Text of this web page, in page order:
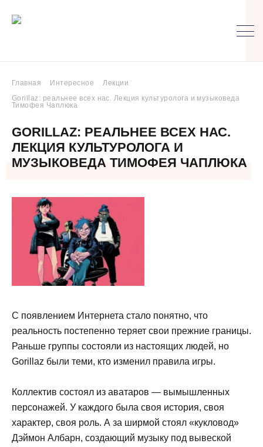
Главная Интересное
Лекции
Gorillaz: реальнее всех нас. Лекция культуролога и музыковеда
Тимофея Чаплюка
GORILLAZ: РЕАЛЬНЕЕ ВСЕХ НАС.
ЛЕКЦИЯ КУЛЬТУРОЛОГА И
МУЗЫКОВЕДА ТИМОФЕЯ ЧАПЛЮКА
С появлением Интернета стало понятно, что
реальность постепенно теряет свои прежние границы.
Раньше группы состояли из настоящих людей, но
Gorillaz были теми, кто изменил правила игры.
Коллектив состоял из аватаров — вымышленных
персонажей. У каждого была своя история, своя
характер, своя роль. А за ширмой стоял «кукловод»
Дэймон Албарн, создающий музыку под вывеской